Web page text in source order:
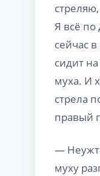
Я всё
сейчас
сидит
муха. И
стрела
правый
—
муху